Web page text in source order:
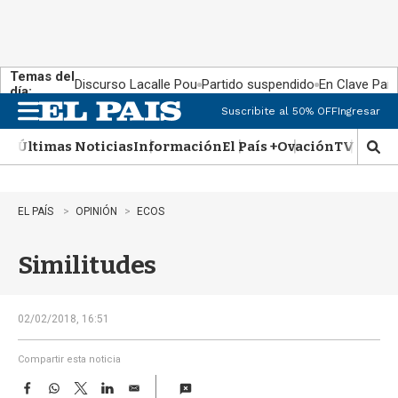
Temas del
día:
Discurso Lacalle Pou Partido suspendido En Clave País
n
u
Suscribite al 50% OFFIngresar
Últimas NoticiasInformaciónEl País +OvaciónTV Show
M
o
EL PAÍS OPINIÓN ECOS
Similitudes
02/02/2018, 16:51
Compartir esta noticia
F
W
T
L
E